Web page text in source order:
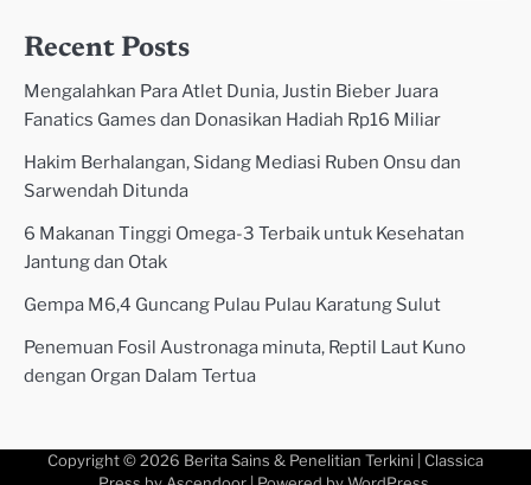
Recent Posts
Mengalahkan Para Atlet Dunia, Justin Bieber Juara
Fanatics Games dan Donasikan Hadiah Rp16 Miliar
Hakim Berhalangan, Sidang Mediasi Ruben Onsu dan
Sarwendah Ditunda
6 Makanan Tinggi Omega-3 Terbaik untuk Kesehatan
Jantung dan Otak
Gempa M6,4 Guncang Pulau Pulau Karatung Sulut
Penemuan Fosil Austronaga minuta, Reptil Laut Kuno
dengan Organ Dalam Tertua
Copyright © 2026 Berita Sains & Penelitian Terkini | Classica